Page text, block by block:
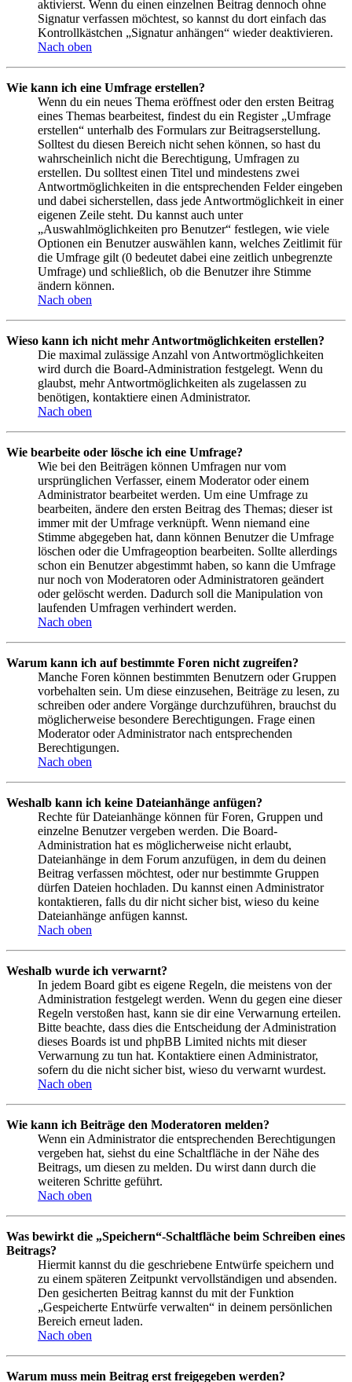
aktivierst. Wenn du einen einzelnen Beitrag dennoch ohne
Signatur verfassen möchtest, so kannst du dort einfach das
Kontrollkästchen „Signatur anhängen“ wieder deaktivieren.
Nach oben
Wie kann ich eine Umfrage erstellen?
Wenn du ein neues Thema eröffnest oder den ersten Beitrag
eines Themas bearbeitest, findest du ein Register „Umfrage
erstellen“ unterhalb des Formulars zur Beitragserstellung.
Solltest du diesen Bereich nicht sehen können, so hast du
wahrscheinlich nicht die Berechtigung, Umfragen zu
erstellen. Du solltest einen Titel und mindestens zwei
Antwortmöglichkeiten in die entsprechenden Felder eingeben
und dabei sicherstellen, dass jede Antwortmöglichkeit in einer
eigenen Zeile steht. Du kannst auch unter
„Auswahlmöglichkeiten pro Benutzer“ festlegen, wie viele
Optionen ein Benutzer auswählen kann, welches Zeitlimit für
die Umfrage gilt (0 bedeutet dabei eine zeitlich unbegrenzte
Umfrage) und schließlich, ob die Benutzer ihre Stimme
ändern können.
Nach oben
Wieso kann ich nicht mehr Antwortmöglichkeiten erstellen?
Die maximal zulässige Anzahl von Antwortmöglichkeiten
wird durch die Board-Administration festgelegt. Wenn du
glaubst, mehr Antwortmöglichkeiten als zugelassen zu
benötigen, kontaktiere einen Administrator.
Nach oben
Wie bearbeite oder lösche ich eine Umfrage?
Wie bei den Beiträgen können Umfragen nur vom
ursprünglichen Verfasser, einem Moderator oder einem
Administrator bearbeitet werden. Um eine Umfrage zu
bearbeiten, ändere den ersten Beitrag des Themas; dieser ist
immer mit der Umfrage verknüpft. Wenn niemand eine
Stimme abgegeben hat, dann können Benutzer die Umfrage
löschen oder die Umfrageoption bearbeiten. Sollte allerdings
schon ein Benutzer abgestimmt haben, so kann die Umfrage
nur noch von Moderatoren oder Administratoren geändert
oder gelöscht werden. Dadurch soll die Manipulation von
laufenden Umfragen verhindert werden.
Nach oben
Warum kann ich auf bestimmte Foren nicht zugreifen?
Manche Foren können bestimmten Benutzern oder Gruppen
vorbehalten sein. Um diese einzusehen, Beiträge zu lesen, zu
schreiben oder andere Vorgänge durchzuführen, brauchst du
möglicherweise besondere Berechtigungen. Frage einen
Moderator oder Administrator nach entsprechenden
Berechtigungen.
Nach oben
Weshalb kann ich keine Dateianhänge anfügen?
Rechte für Dateianhänge können für Foren, Gruppen und
einzelne Benutzer vergeben werden. Die Board-
Administration hat es möglicherweise nicht erlaubt,
Dateianhänge in dem Forum anzufügen, in dem du deinen
Beitrag verfassen möchtest, oder nur bestimmte Gruppen
dürfen Dateien hochladen. Du kannst einen Administrator
kontaktieren, falls du dir nicht sicher bist, wieso du keine
Dateianhänge anfügen kannst.
Nach oben
Weshalb wurde ich verwarnt?
In jedem Board gibt es eigene Regeln, die meistens von der
Administration festgelegt werden. Wenn du gegen eine dieser
Regeln verstoßen hast, kann sie dir eine Verwarnung erteilen.
Bitte beachte, dass dies die Entscheidung der Administration
dieses Boards ist und phpBB Limited nichts mit dieser
Verwarnung zu tun hat. Kontaktiere einen Administrator,
sofern du die nicht sicher bist, wieso du verwarnt wurdest.
Nach oben
Wie kann ich Beiträge den Moderatoren melden?
Wenn ein Administrator die entsprechenden Berechtigungen
vergeben hat, siehst du eine Schaltfläche in der Nähe des
Beitrags, um diesen zu melden. Du wirst dann durch die
weiteren Schritte geführt.
Nach oben
Was bewirkt die „Speichern“-Schaltfläche beim Schreiben eines
Beitrags?
Hiermit kannst du die geschriebene Entwürfe speichern und
zu einem späteren Zeitpunkt vervollständigen und absenden.
Den gesicherten Beitrag kannst du mit der Funktion
„Gespeicherte Entwürfe verwalten“ in deinem persönlichen
Bereich erneut laden.
Nach oben
Warum muss mein Beitrag erst freigegeben werden?